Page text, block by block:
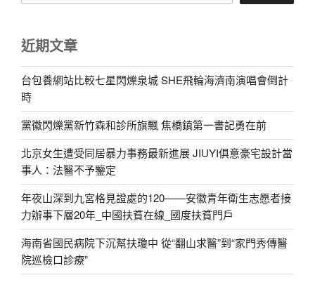
近期文章
台包養網站比較七星閃爍泉城 SHE飛輪海濟南演唱會倒計
時
黨徽閃爍黨新竹森和診所旗飄 焦橋鎮第一書記勇在前
北京女生遭受同居暴力事務最新進展 JIUYI俱意豪宅設計當
事人：法醫不予鑒定
年夜山深到九宮格見證處的120——安徽青年衛生志愿者接
力辦事下層20年_中國扶貧在線_國度扶貧門戶
海南省國民病院下沉幫扶瓊中 從“翻山求醫”到“家門秀傳醫
院巡檢口診療”